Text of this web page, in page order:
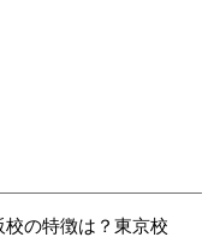
の特徴は？東京校